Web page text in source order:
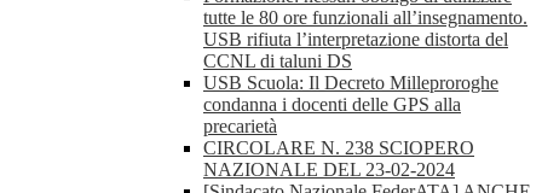
tutte le 80 ore funzionali all’insegnamento.
USB rifiuta l’interpretazione distorta del
CCNL di taluni DS
USB Scuola: Il Decreto Milleproroghe
condanna i docenti delle GPS alla
precarietà
CIRCOLARE N. 238 SCIOPERO
NAZIONALE DEL 23-02-2024